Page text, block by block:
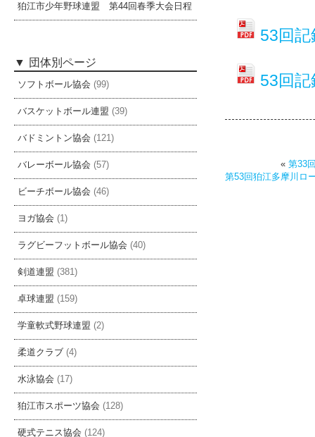
53回
53回
« 第33
第53回狛江多摩川ロ
狛江市少年野球連盟 第44回春季大会日程
団体別ページ
ソフトボール協会 (99)
バスケットボール連盟 (39)
バドミントン協会 (121)
バレーボール協会 (57)
ビーチボール協会 (46)
ヨガ協会 (1)
ラグビーフットボール協会 (40)
剣道連盟 (381)
卓球連盟 (159)
学童軟式野球連盟 (2)
柔道クラブ (4)
水泳協会 (17)
狛江市スポーツ協会 (128)
硬式テニス協会 (124)